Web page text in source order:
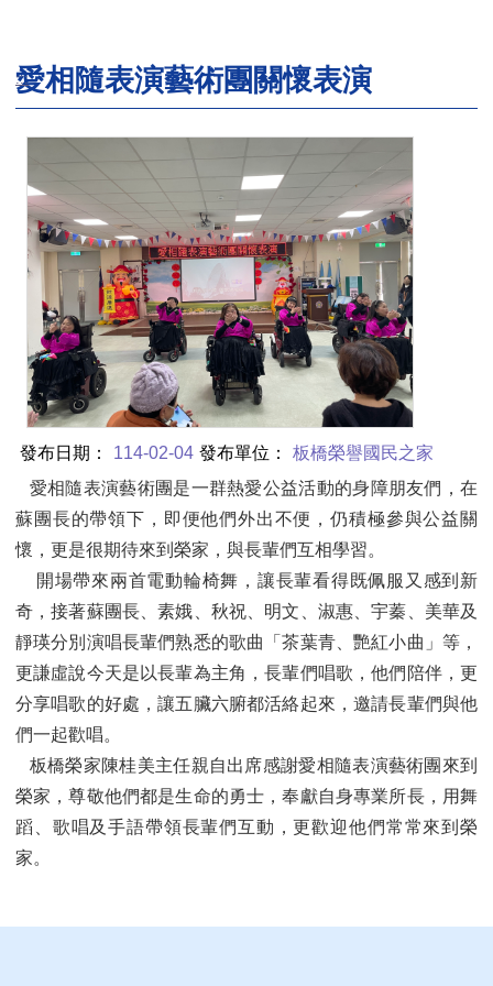
:::
愛相隨表演藝術團關懷表演
發布日期： 114-02-04 發布單位：
板橋榮譽國民之家
愛相隨表演藝術團是一群熱愛公益活動的身障朋友們，在
蘇團長的帶領下，即便他們外出不便，仍積極參與公益關
懷，更是很期待來到榮家，與長輩們互相學習。
開場帶來兩首電動輪椅舞，讓長輩看得既佩服又感到新
奇，接著蘇團長、素娥、秋祝、明文、淑惠、宇蓁、美華及
靜瑛分別演唱長輩們熟悉的歌曲「茶葉青、艷紅小曲」等，
更謙虛說今天是以長輩為主角，長輩們唱歌，他們陪伴，更
分享唱歌的好處，讓五臟六腑都活絡起來，邀請長輩們與他
們一起歡唱。
板橋榮家陳桂美主任親自出席感謝愛相隨表演藝術團來到
榮家，尊敬他們都是生命的勇士，奉獻自身專業所長，用舞
蹈、歌唱及手語帶領長輩們互動，更歡迎他們常常來到榮
家。